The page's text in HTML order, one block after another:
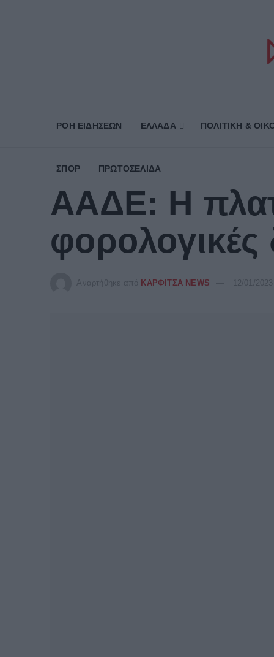
ΡΟΗ ΕΙΔΗΣΕΩΝ ΕΛΛΑΔΑ ΠΟΛΙΤΙΚΗ &
ΣΠΟΡ ΠΡΩΤΟΣΈΛΙΔΑ
ΑΑΔΕ: Η
Αναρτήθηκε από ΚΑΡΦΙΤΣΑ NEWS 12/01/2023